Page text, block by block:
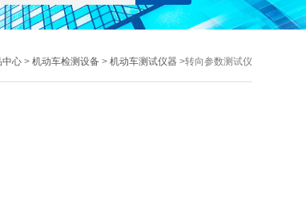
中心> 机动车检测设备> 机动车测试仪器 >转向参数测试仪